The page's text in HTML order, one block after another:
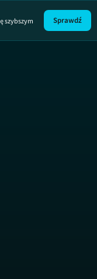
Trójkąt
szybszym
Sprawdź